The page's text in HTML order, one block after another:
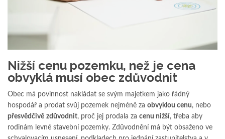
Nižší cenu pozemku, než je cena
obvyklá musí obec zdůvodnit
Obec má povinnost nakládat se svým majetkem jako řádný
hospodář a prodat svůj pozemek nejméně za obvyklou cenu, nebo
přesvědčivě zdůvodnit, proč jej prodala za cenu nižší, třeba aby
rodinám levné stavební pozemky. Zdůvodnění má být obsaženo ve